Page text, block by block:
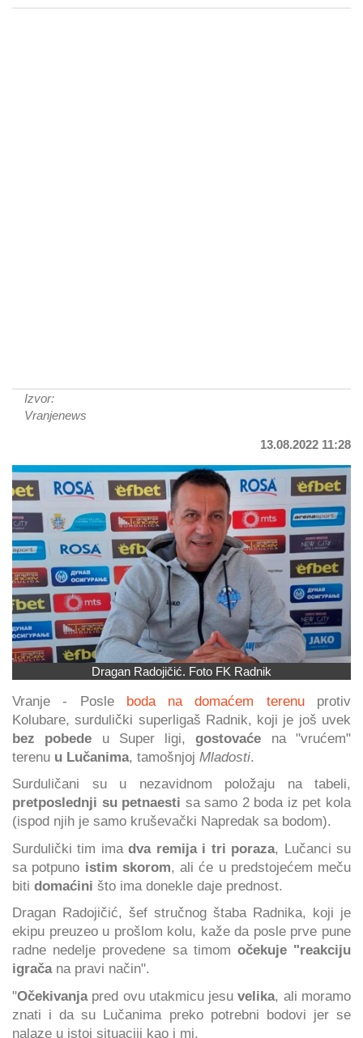
Izvor:
Vranjenews
13.08.2022 11:28
Dragan Radojičić. Foto FK Radnik
Vranje - Posle boda na domaćem terenuprotiv
Kolubare, surdulički superligaš Radnik, koji je još uvek
bez pobede u Super ligi,gostovaće na "vrućem"
terenu u Lučanima, tamošnjoj Mladosti.
Surduličani su u nezavidnom položaju na tabeli,
pretposlednji su petnaesti sa samo 2 boda iz pet kola
(ispod njih je samo kruševački Napredak sa bodom).
Surdulički tim imadva remija i tri poraza, Lučanci su
sa potpuno istim skorom, ali će u predstojećem meču
biti domaćini što ima donekle daje prednost.
Dragan Radojičić, šef stručnog štaba Radnika, koji je
ekipu preuzeo u prošlom kolu, kaže da posle prve pune
radne nedelje provedene sa timom očekuje "reakciju
igračana pravi način".
"Očekivanjapred ovu utakmicu jesuvelika, ali moramo
znati i da su Lučanima preko potrebni bodovi jer se
nalaze u istoj situaciji kao i mi.